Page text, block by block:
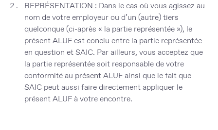
REPRÉSENTATION : Dans le cas où vous agissez au
nom de votre employeur ou d’un (autre) tiers
quelconque (ci-après « la partie représentée »), le
présent ALUF est conclu entre la partie représentée
en question et SAIC. Par ailleurs, vous acceptez que
la partie représentée soit responsable de votre
conformité au présent ALUF ainsi que le fait que
SAIC peut aussi faire directement appliquer le
présent ALUF à votre encontre.